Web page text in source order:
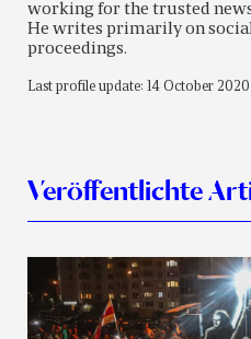
working for the trusted
He writes primarily on
proceedings.
Last profile update: 14 October 2020
Veröffentlichte